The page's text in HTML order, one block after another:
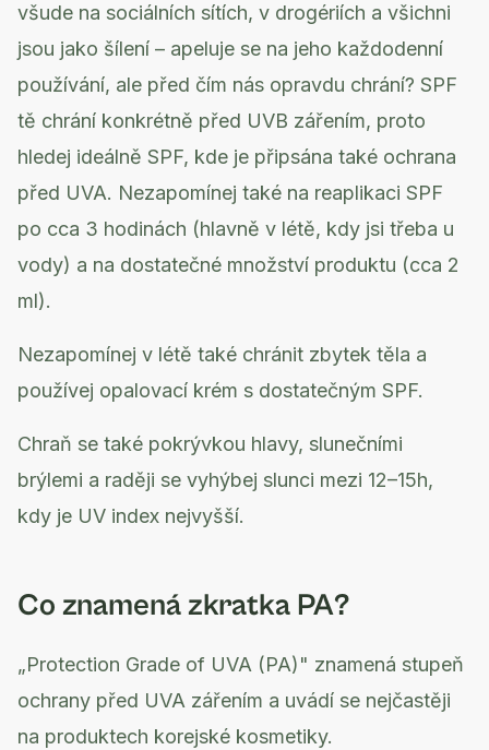
všude na sociálních sítích, v drogériích a všichni
jsou jako šílení – apeluje se na jeho každodenní
používání, ale před čím nás opravdu chrání? SPF
tě chrání konkrétně před UVB zářením, proto
hledej ideálně SPF, kde je připsána také ochrana
před UVA. Nezapomínej také na reaplikaci SPF
po cca 3 hodinách (hlavně v létě, kdy jsi třeba u
vody) a na dostatečné množství produktu (cca 2
ml).
Nezapomínej v létě také chránit zbytek těla a
používej opalovací krém s dostatečným SPF.
Chraň se také pokrývkou hlavy, slunečními
brýlemi a raději se vyhýbej slunci mezi 12–15h,
kdy je UV index nejvyšší.
Co znamená zkratka PA?
„Protection Grade of UVA (PA)" znamená stupeň
ochrany před UVA zářením a uvádí se nejčastěji
na produktech korejské kosmetiky.